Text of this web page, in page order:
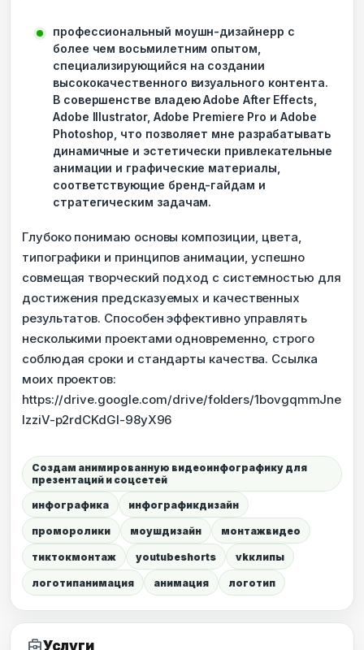
профессиональный моушн-дизайнерр с
более чем восьмилетним опытом,
специализирующийся на создании
высококачественного визуального контента.
В совершенстве владею Adobe After Effects,
Adobe Illustrator, Adobe Premiere Pro и Adobe
Photoshop, что позволяет мне разрабатывать
динамичные и эстетически привлекательные
анимации и графические материалы,
соответствующие бренд-гайдам и
стратегическим задачам.
Глубоко понимаю основы композиции, цвета,
типографики и принципов анимации, успешно
совмещая творческий подход с системностью для
достижения предсказуемых и качественных
результатов. Способен эффективно управлять
несколькими проектами одновременно, строго
соблюдая сроки и стандарты качества. Ссылка
моих проектов:
https://drive.google.com/drive/folders/1bovgqmmJne
lzziV-p2rdCKdGI-98yX96
Создам анимированную видеоинфографику для
презентаций и соцсетей
инфографика инфографикдизайн
проморолики моушдизайн монтажвидео
тиктокмонтаж youtubeshorts vkклипы
логотипанимация анимация логотип
business_centerУслуги